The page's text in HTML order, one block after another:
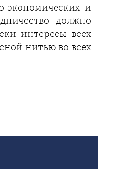
экономических и
должно
интересы всех
нитью во всех